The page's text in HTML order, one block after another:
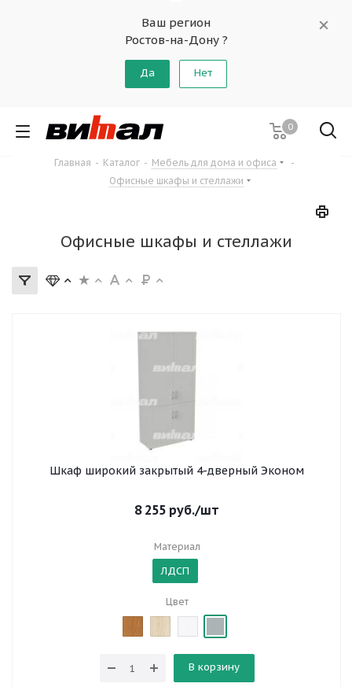
Ваш регион
Ростов-на-Дону ?
Да Нет
0
Главная - Каталог - Мебель для дома и офиса
-
Офисные шкафы и стеллажи
Офисные шкафы и стеллажи
Шкаф широкий закрытый 4-дверный Эконом
8 255 руб./шт
Материал
ЛДСП
Цвет
В корзину